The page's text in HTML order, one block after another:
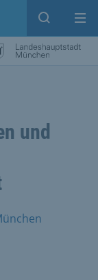
Suche
und